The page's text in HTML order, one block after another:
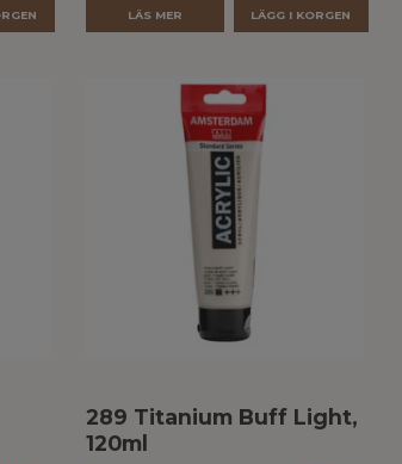
LÄS MER
289 Titanium Buff Light,
120ml